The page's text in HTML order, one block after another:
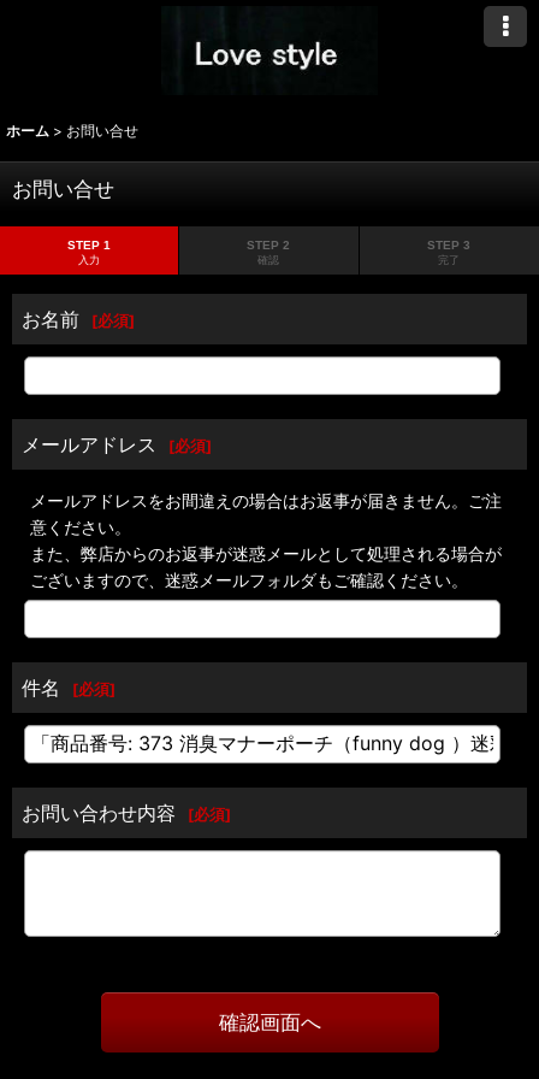
ホーム > お問い合せ
お問い合せ
STEP 1
入力
STEP 2
確認
STEP 3
完了
お名前 [必須]
メールアドレス [必須]
メールアドレスをお間違えの場合はお返事が届きません。ご注
意ください。
また、弊店からのお返事が迷惑メールとして処理される場合が
ございますので、迷惑メールフォルダもご確認ください。
件名 [必須]
お問い合わせ内容 [必須]
確認画面へ